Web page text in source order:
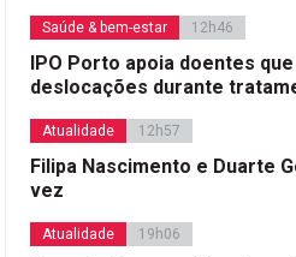
Saúde & bem-estar 12h46
IPO Porto apoia doentes
deslocações durante
Atualidade 12h57
Filipa Nascimento e Duarte
vez
Atualidade 19h06